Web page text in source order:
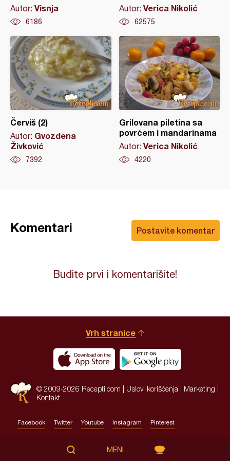
Autor: Visnja
6186
Autor: Verica Nikolić
62575
Červiš (2)
Autor: Gvozdena
Živković
7392
Grilovana piletina sa
povrćem i mandarinama
Autor: Verica Nikolić
4220
Postavite komentar
Komentari
Budite prvi i komentarišite!
Vrh stranice
© 2009-2026 Recepti.com | Uslovi korišćenja Marketing
Kontakt
Facebook Twitter Youtube Instagram Pinterest